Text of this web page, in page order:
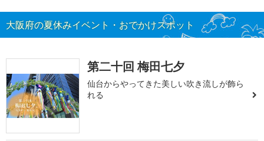
大阪府の夏休みイベント・おでかけスポット
第二十回 梅田七夕
仙台からやってきた美しい吹き流しが飾ら
れる